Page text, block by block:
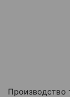
Производство